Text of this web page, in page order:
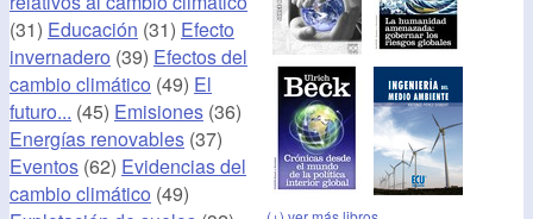
(31) Educación (31) Efecto
invernadero (39) Efectos del
cambio climático (49) El
futuro... (45) Emisiones (36)
Energías renovables (37)
Eventos (62) Evidencias del
cambio climático (49)